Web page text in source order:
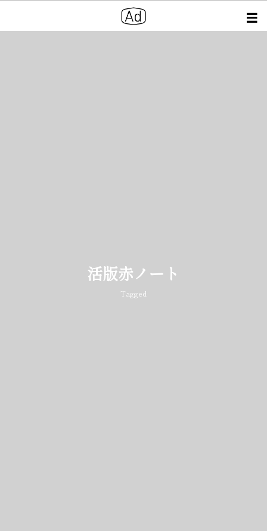
活版赤ノート
Tagged